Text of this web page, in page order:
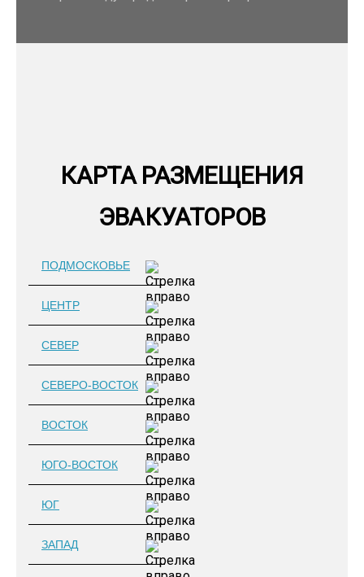
КАРТА РАЗМЕЩЕНИЯ
ЭВАКУАТОРОВ
ПОДМОСКОВЬЕ
ЦЕНТР
СЕВЕР
СЕВЕРО-ВОСТОК
ВОСТОК
ЮГО-ВОСТОК
ЮГ
ЗАПАД